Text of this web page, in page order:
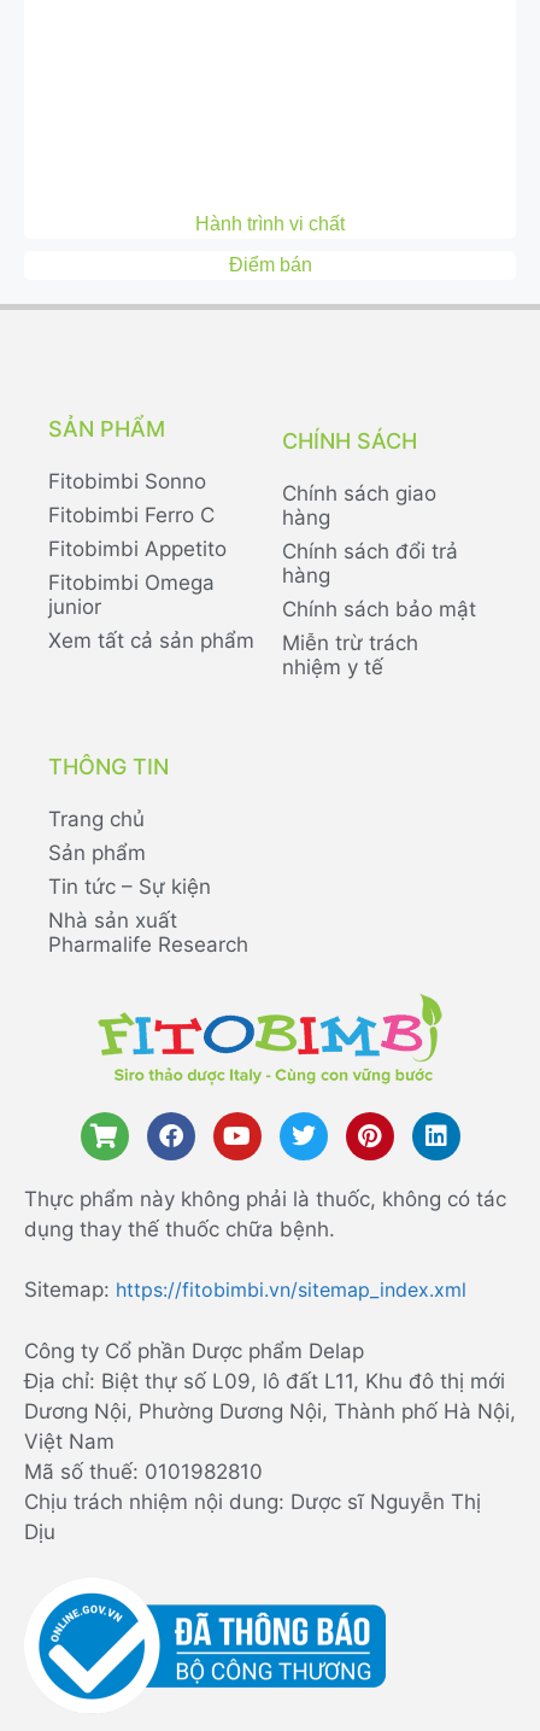
Hành trình vi chất
Điểm bán
SẢN PHẨM
Fitobimbi Sonno
Fitobimbi Ferro C
Fitobimbi Appetito
Fitobimbi Omega
junior
Xem tất cả sản phẩm
CHÍNH SÁCH
Chính sách giao
hàng
Chính sách đổi trả
hàng
Chính sách bảo mật
Miễn trừ trách
nhiệm y tế
THÔNG TIN
Trang chủ
Sản phẩm
Tin tức – Sự kiện
Nhà sản xuất
Pharmalife Research
Thực phẩm này không phải là thuốc, không có tác
dụng thay thế thuốc chữa bệnh.
Sitemap: https://fitobimbi.vn/sitemap_index.xml
Công ty Cổ phần Dược phẩm Delap
Địa chỉ: Biệt thự số L09, lô đất L11, Khu đô thị mới
Dương Nội, Phường Dương Nội, Thành phố Hà Nội,
Việt Nam
Mã số thuế: 0101982810
Chịu trách nhiệm nội dung: Dược sĩ Nguyễn Thị
Dịu